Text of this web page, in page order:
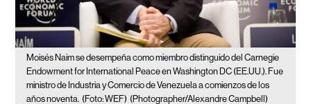
Moisés Naim se desempeña como miembro distinguido del Carnegie
Endowment for International Peace en Washington DC (EE.UU.). Fue
ministro de Industria y Comercio de Venezuela a comienzos de los
años noventa. (Foto: WEF) (Photographer/Alexandre Campbell)